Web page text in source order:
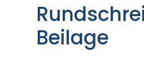
Beilage